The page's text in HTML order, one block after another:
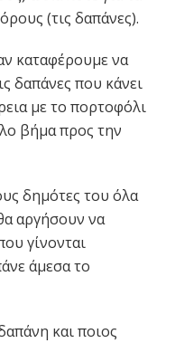
(τις δαπάνες).
καταφέρουμε να
δαπάνες που κάνει
με το πορτοφόλι
βήμα προς την
δημότες του όλα
αργήσουν να
γίνονται
άμεσα το
και ποιος